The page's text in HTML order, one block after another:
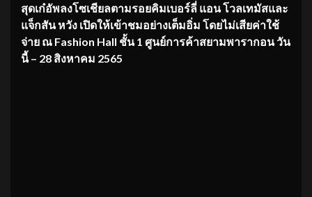
สุดเก๋อัพลงโซเชียลตามรอยคิมเบอร์ลี่ แอน โวลเทมัสและ
แจ็กสัน หวัง เปิดให้เข้าชมอย่างเต็มอิ่ม โดยไม่เสียค่าใช้
จ่าย ณ Fashion Hall ชั้น 1 ศูนย์การค้าสยามพารากอน วัน
นี้ – 28 สิงหาคม 2565